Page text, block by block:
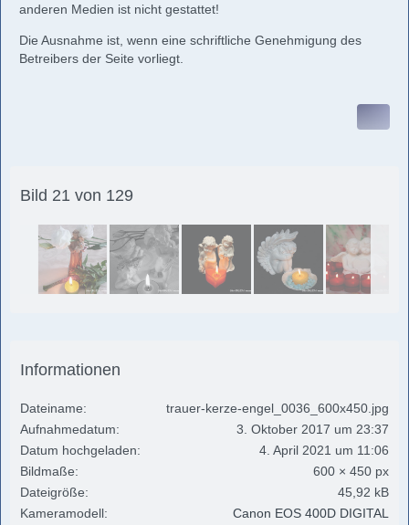
anderen Medien ist nicht gestattet!
Die Ausnahme ist, wenn eine schriftliche Genehmigung des
Betreibers der Seite vorliegt.
Bild 21 von 129
Informationen
Dateiname
trauer-kerze-engel_0036_600x450.jpg
Aufnahmedatum
3. Oktober 2017 um 23:37
Datum hochgeladen
4. April 2021 um 11:06
Bildmaße
600 × 450 px
Dateigröße
45,92 kB
Kameramodell
Canon EOS 400D DIGITAL